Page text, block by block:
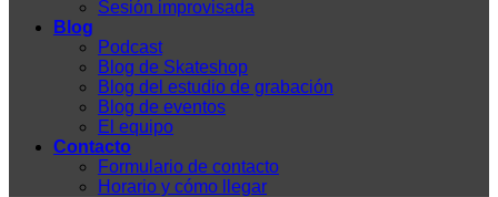
Sesión improvisada
Blog
Podcast
Blog de Skateshop
Blog del estudio de grabación
Blog de eventos
El equipo
Contacto
Formulario de contacto
Horario y cómo llegar